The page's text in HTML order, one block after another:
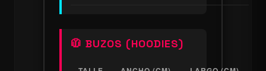
🧥 BUZOS (HOODIES)